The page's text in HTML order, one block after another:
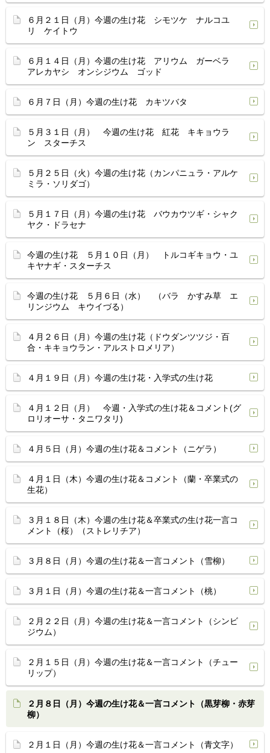
６月２１日（月）今週の生け花 シモツケ ナルコユ
リ ケイトウ
６月１４日（月）今週の生け花 アリウム ガーベラ
アレカヤシ オンシジウム ゴッド
６月７日（月）今週の生け花 カキツバタ
５月３１日（月） 今週の生け花 紅花 キキョウラ
ン スターチス
５月２５日（火）今週の生け花（カンパニュラ・アルケ
ミラ・ソリダゴ）
５月１７日（月）今週の生け花 バウカウツギ・シャク
ヤク・ドラセナ
今週の生け花 ５月１０日（月） トルコギキョウ・ユ
キヤナギ・スターチス
今週の生け花 ５月６日（水） （バラ かすみ草 エ
リンジウム キウイづる）
４月２６日（月）今週の生け花（ドウダンツツジ・百
合・キキョウラン・アルストロメリア）
４月１９日（月）今週の生け花・入学式の生け花
４月１２日（月） 今週・入学式の生け花＆コメント(グ
ロリオーサ・タニワタリ)
４月５日（月）今週の生け花＆コメント（ニゲラ）
４月１日（木）今週の生け花＆コメント（蘭・卒業式の
生花）
３月１８日（木）今週の生け花＆卒業式の生け花一言コ
メント（桜）（ストレリチア）
３月８日（月）今週の生け花＆一言コメント（雪柳）
３月１日（月）今週の生け花＆一言コメント（桃）
２月２２日（月）今週の生け花＆一言コメント（シンビ
ジウム）
２月１５日（月）今週の生け花＆一言コメント（チュー
リップ）
２月８日（月）今週の生け花＆一言コメント（黒芽柳・赤芽
柳）
２月１日（月）今週の生け花＆一言コメント（青文字）